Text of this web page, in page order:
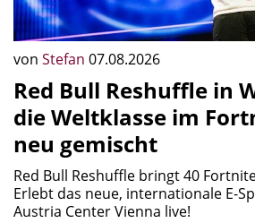
von Stefan 07.08.2026
Red Bull Reshuffle in
die Weltklasse im
neu gemischt
Red Bull Reshuffle bringt 40
Erlebt das neue, internationale E-
Austria Center Vienna live!